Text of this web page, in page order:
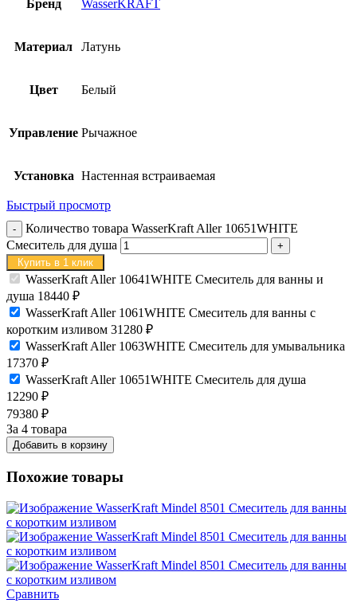
Бренд WasserKRAFT
Материал Латунь
Цвет Белый
Управление Рычажное
Установка Настенная встраиваемая
Быстрый просмотр
Количество товара WasserKraft Aller 10651WHITE
Смеситель для душа
Купить в 1 клик
WasserKraft Aller 10641WHITE Смеситель для ванны и
душа 18440 ₽
WasserKraft Aller 1061WHITE Смеситель для ванны с
коротким изливом 31280 ₽
WasserKraft Aller 1063WHITE Смеситель для умывальника
17370 ₽
WasserKraft Aller 10651WHITE Смеситель для душа
12290 ₽
79380 ₽
За 4 товара
Добавить в корзину
Похожие товары
Сравнить